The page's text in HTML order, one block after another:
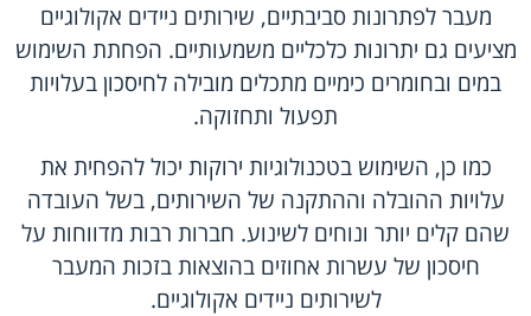
מעבר לפתרונות סביבתיים, שירותים ניידים אקולוגיים
מציעים גם יתרונות כלכליים משמעותיים. הפחתת השימוש
במים ובחומרים כימיים מתכלים מובילה לחיסכון בעלויות
תפעול ותחזוקה.
כמו כן, השימוש בטכנולוגיות ירוקות יכול להפחית את
עלויות ההובלה וההתקנה של השירותים, בשל העובדה
שהם קלים יותר ונוחים לשינוע. חברות רבות מדווחות על
חיסכון של עשרות אחוזים בהוצאות בזכות המעבר
לשירותים ניידים אקולוגיים.